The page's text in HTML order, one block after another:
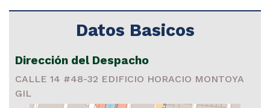
Datos Basicos
Dirección del Despacho
CALLE 14 #48-32 EDIFICIO HORACIO MONTOYA
GIL